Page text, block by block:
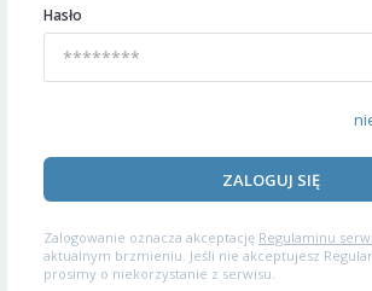
Hasło
ZALOGUJ SIĘ
Zalogowanie oznacza akceptację Regulaminu
aktualnym brzmieniu. Jeśli nie akceptujesz
prosimy o niekorzystanie z serwisu.